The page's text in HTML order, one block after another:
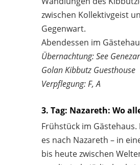
zwischen Kollektivgeist
Gegenwart.
Abendessen im
Übernachtung: See
Golan Kibbutz Guesthouse
Verpflegung: F, A
3. Tag: Nazareth: Wo
Frühstück im
es nach Nazareth – in
bis heute zwischen